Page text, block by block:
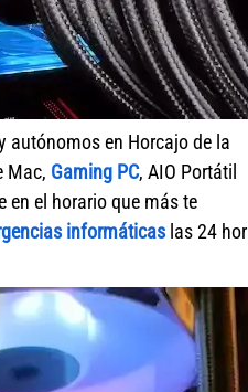
autónomos en Horcajo de la
Mac, Gaming PC, AIO Portátil
en el horario que más te
informáticas las 24